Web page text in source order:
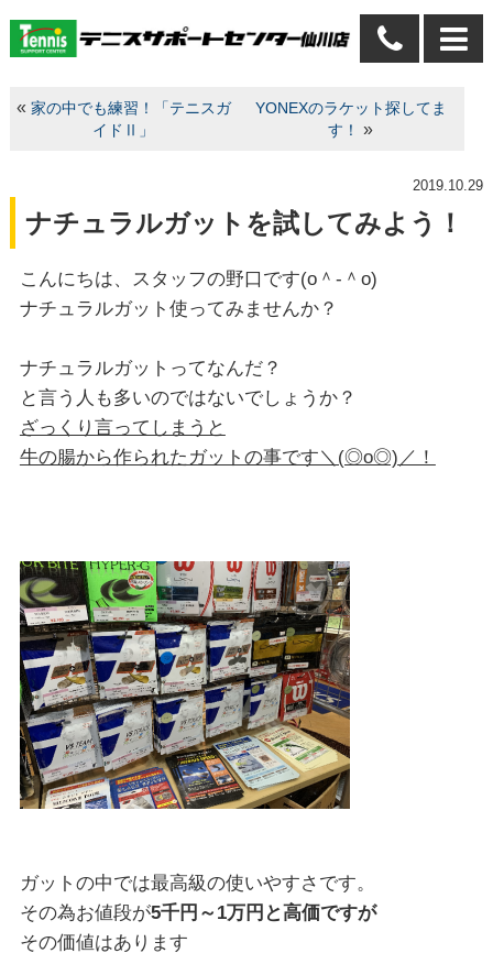
« 家の中でも練習！「テニスガ
イドⅡ」
YONEXのラケット探してま
す！
»
2019.10.29
ナチュラルガットを試してみよう！
こんにちは、スタッフの野口です(o＾-＾o)
ナチュラルガット使ってみませんか？
ナチュラルガットってなんだ？
と言う人も多いのではないでしょうか？
ざっくり言ってしまうと
牛の腸から作られたガットの事です＼(◎o◎)／！
ガットの中では最高級の使いやすさです。
その為お値段が5千円～1万円と高価ですが
その価値はあります